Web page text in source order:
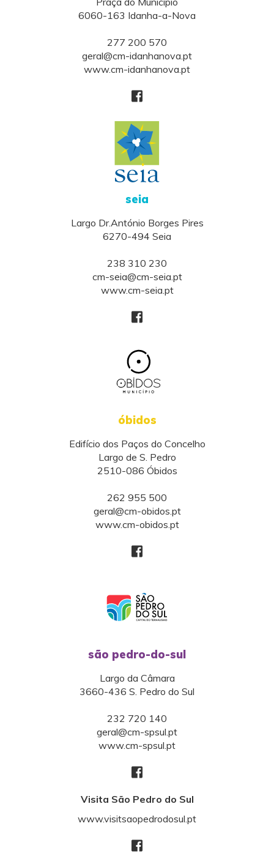
6060-163 Idanha-a-Nova
277 200 570
geral@cm-idanhanova.pt
www.cm-idanhanova.pt
seia
Largo Dr.António Borges Pires
6270-494 Seia
238 310 230
cm-seia@cm-seia.pt
www.cm-seia.pt
óbidos
Edifício dos Paços do Concelho
Largo de S. Pedro
2510-086 Óbidos
262 955 500
geral@cm-obidos.pt
www.cm-obidos.pt
são pedro-do-sul
Largo da Câmara
3660-436 S. Pedro do Sul
232 720 140
geral@cm-spsul.pt
www.cm-spsul.pt
Visita São Pedro do Sul
www.visitsaopedrodosul.pt